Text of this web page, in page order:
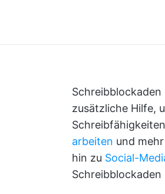
zusätzliche Hilfe,
arbeiten und
hin zu Social-